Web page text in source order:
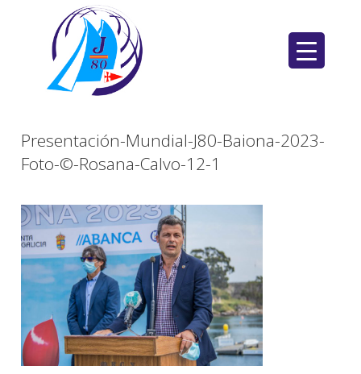
Presentación-Mundial-J80-Baiona-2023-
Foto-©-Rosana-Calvo-12-1